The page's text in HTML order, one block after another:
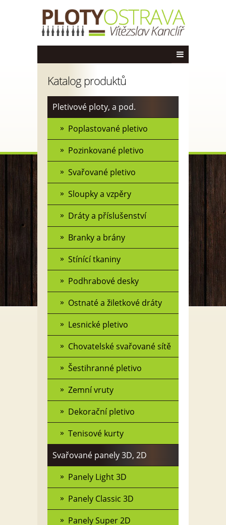
Katalog produktů
Pletivové ploty, a pod.
Poplastované pletivo
Pozinkované pletivo
Svařované pletivo
Sloupky a vzpěry
Dráty a příslušenství
Branky a brány
Stínící tkaniny
Podhrabové desky
Ostnaté a žiletkové dráty
Lesnické pletivo
Chovatelské svařované sítě
Šestihranné pletivo
Zemní vruty
Dekorační pletivo
Tenisové kurty
Svařované panely 3D, 2D
Panely Light 3D
Panely Classic 3D
Panely Super 2D